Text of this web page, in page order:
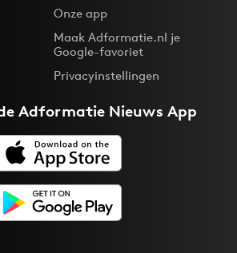
Onze app
Maak Adformatie.nl je
Google-favoriet
Privacyinstellingen
Adformatie Nieuws App